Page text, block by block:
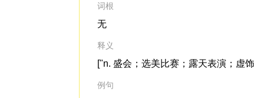
词根
无
释义
["n. 盛会；选美比赛；露天表演；虚
例句